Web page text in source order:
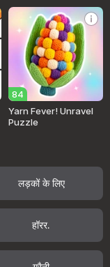
84
Yarn Fever! Unravel
Puzzle
लड़कों के लिए
हॉरर.